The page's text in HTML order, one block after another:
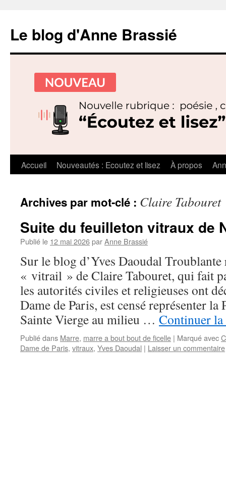
Le blog d'Anne Brassié
Aller
contenu
Accueil Nouveautés : Ecoutez et lisez À propos
Archives par mot-clé : Claire Tabouret
Suite du feuilleton vitraux de
Publié le 12 mai 2026parAnne Brassié
Sur le blog d’Yves Daoudal Troublante
« vitrail » de Claire Tabouret, qui fait
les autorités civiles et religieuses ont
Dame de Paris, est censé représenter la
Sainte Vierge au milieu … Continuer
Publié dans Marre, marre a bout bout de ficelle | Marqué avec
Dame de Paris, vitraux, Yves Daoudal | Laisser un commentaire